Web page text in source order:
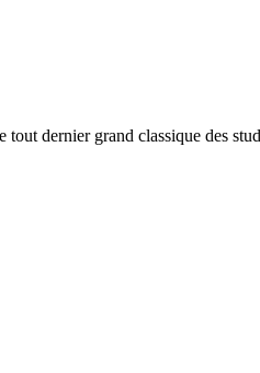
dernier grand classique des